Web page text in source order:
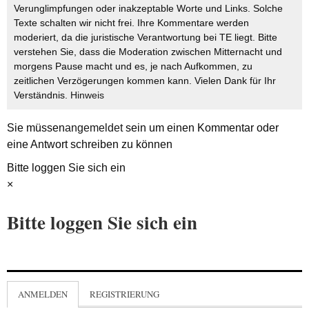
Verunglimpfungen oder inakzeptable Worte und Links. Solche
Texte schalten wir nicht frei. Ihre Kommentare werden
moderiert, da die juristische Verantwortung bei TE liegt. Bitte
verstehen Sie, dass die Moderation zwischen Mitternacht und
morgens Pause macht und es, je nach Aufkommen, zu
zeitlichen Verzögerungen kommen kann. Vielen Dank für Ihr
Verständnis. Hinweis
Sie müssenangemeldetsein um einen Kommentar oder
eine Antwort schreiben zu können
Bitte loggen Sie sich ein
×
Bitte loggen Sie sich ein
ANMELDEN REGISTRIERUNG